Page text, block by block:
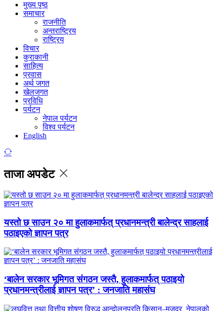
मुख्य पृष्ठ
समाचार
राजनीति
अन्तराष्ट्रिय
राष्ट्रिय
विचार
कुराकानी
साहित्य
प्रवास
अर्थ जगत
खेलजगत
प्रविधि
पर्यटन
नेपाल पर्यटन
विश्व पर्यटन
English
ताजा अपडेट
यस्तो छ साउन २० मा हुलाकमार्फत् प्रधानमन्त्री बालेन्द्र साहलाई
पठाइएको ज्ञापन पत्र
‘बालेन सरकार भूमिगत संगठन जस्तै, हुलाकमार्फत् पठाइयो
प्रधानमन्त्रीलाई ज्ञापन पत्र’ : जनजाति महासंघ